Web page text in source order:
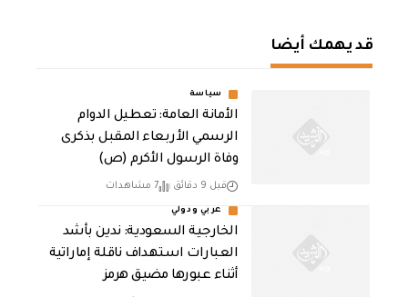
قد يهمك أيضا
سياسة
الأمانة العامة: تعطيل الدوام
الرسمي الأربعاء المقبل بذكرى
وفاة الرسول الأكرم (ص)
قبل 9 دقائق 7 مشاهدات
عربي ودولي
‏الخارجية السعودية: ندين بأشد
العبارات استهداف ناقلة إماراتية
أثناء عبورها مضيق هرمز